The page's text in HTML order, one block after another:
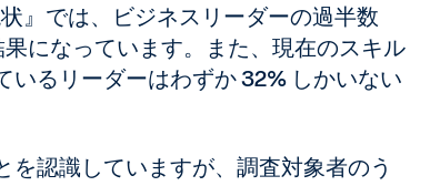
』では、ビジネスリーダーの過半数
になっています。また、現在のスキル
るリーダーはわずか 32% しかいない
認識していますが、調査対象者のう